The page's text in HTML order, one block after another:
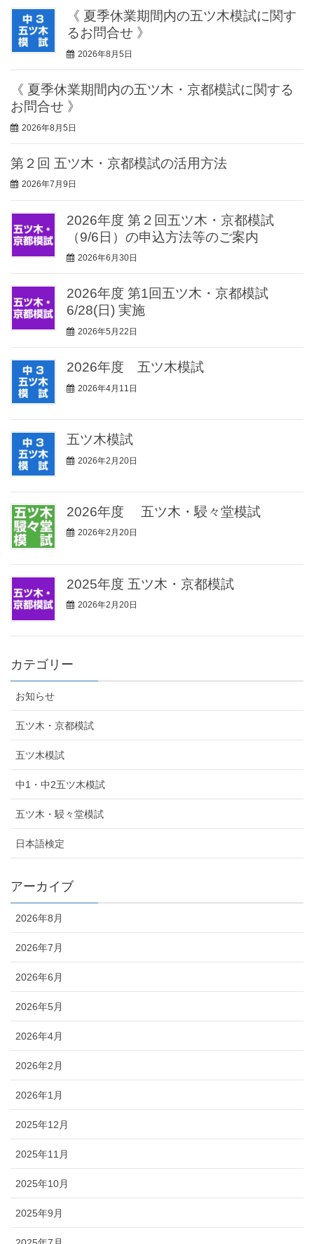
《 夏季休業期間内の五ツ木模試に関す
るお問合せ 》
2026年8月5日
《 夏季休業期間内の五ツ木・京都模試に関する
お問合せ 》
2026年8月5日
第２回 五ツ木・京都模試の活用方法
2026年7月9日
2026年度 第２回五ツ木・京都模試
（9/6日）の申込方法等のご案内
2026年6月30日
2026年度 第1回五ツ木・京都模試
6/28(日) 実施
2026年5月22日
2026年度 五ツ木模試
2026年4月11日
五ツ木模試
2026年2月20日
2026年度 五ツ木・駸々堂模試
2026年2月20日
2025年度 五ツ木・京都模試
2026年2月20日
カテゴリー
お知らせ
五ツ木・京都模試
五ツ木模試
中1・中2五ツ木模試
五ツ木・駸々堂模試
日本語検定
アーカイブ
2026年8月
2026年7月
2026年6月
2026年5月
2026年4月
2026年2月
2026年1月
2025年12月
2025年11月
2025年10月
2025年9月